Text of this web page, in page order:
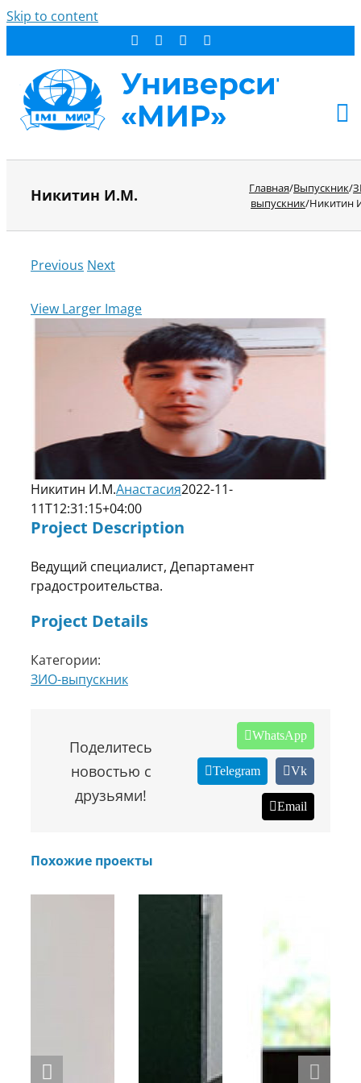
Skip to content
СТУДЕНТУ
НОВОСТИ
РЕЗУЛЬТАТ ПОИСКА:
Никитин И.М. Главная/Выпускник/
выпускник/Никитин
Previous Next
View Larger Image
Никитин И.М.Анастасия2022-11-
11T12:31:15+04:00
Project Description
Ведущий специалист, Департамент
градостроительства.
Project Details
Категории:
ЗИО-выпускник
Поделитесь
новостью с
друзьями!
WhatsApp
Telegram Vk
Email
Похожие проекты